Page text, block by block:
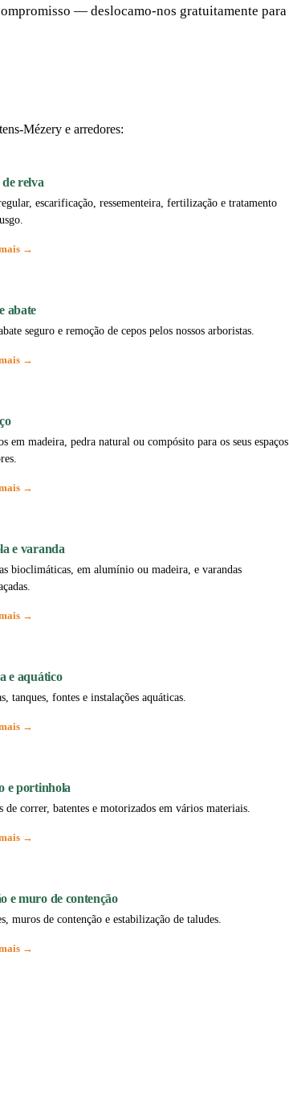
— deslocamo-nos gratuitamente para
Mézery e arredores:
relva
escarificação, ressementeira, fertilização e tratamento
→
abate
seguro e remoção de cepos pelos nossos arboristas.
→
em madeira, pedra natural ou compósito para os seus espaços
→
e varanda
bioclimáticas, em alumínio ou madeira, e varandas
→
e aquático
tanques, fontes e instalações aquáticas.
→
e portinhola
de correr, batentes e motorizados em vários materiais.
→
e muro de contenção
muros de contenção e estabilização de taludes.
→